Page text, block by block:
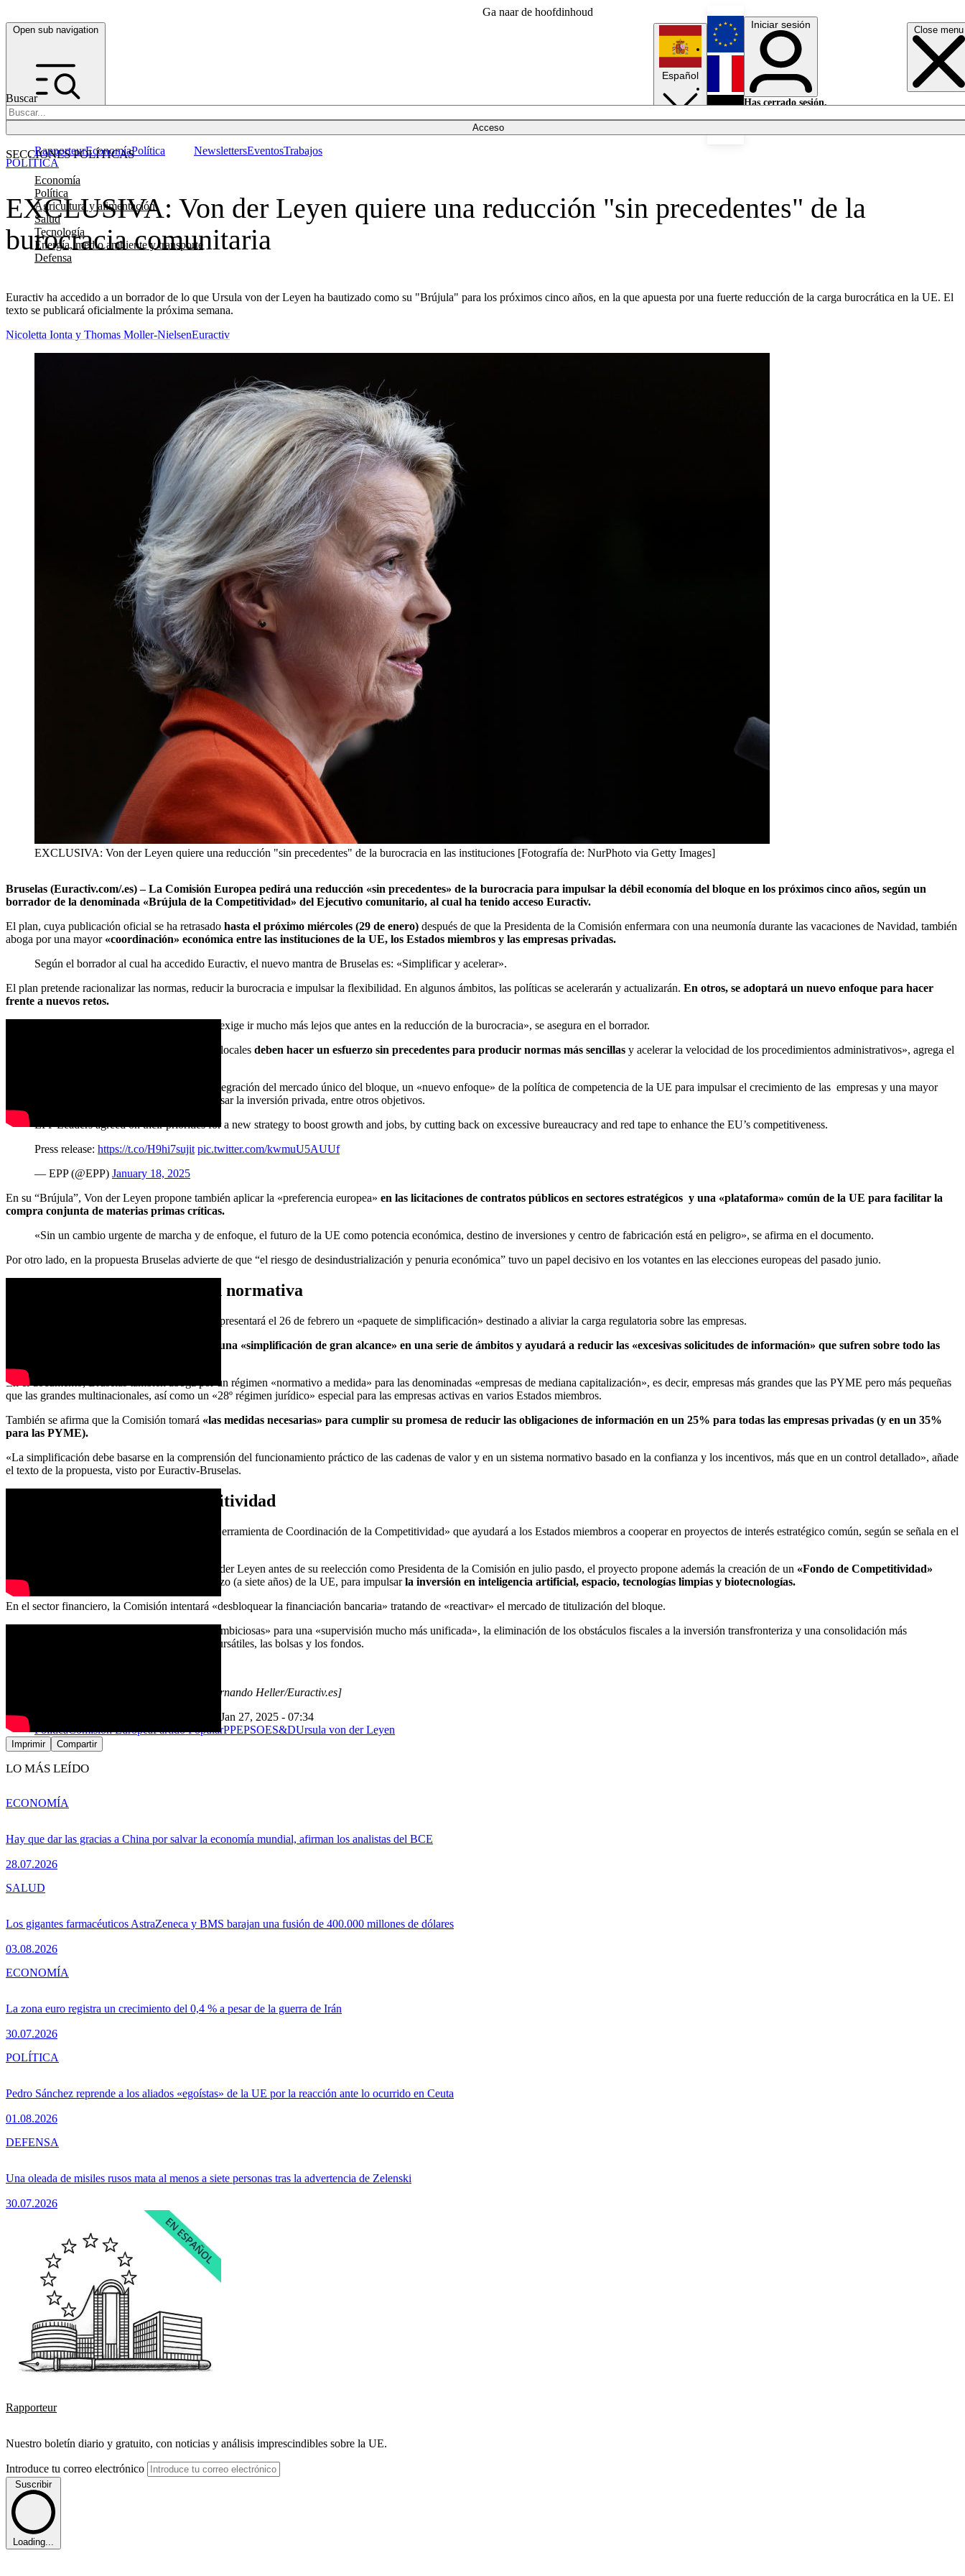
Ga naar de hoofdinhoud
Open sub navigation Close menu
Buscar
Acceso
SECCIONES POLÍTICAS
Economía
Política
Agricultura y alimentación
Salud
Tecnología
Energía, medio ambiente y transporte
Defensa
RapporteurEconomíaPolítica NewslettersEventosTrabajos
Español
English
Français
Iniciar sesión
Has cerrado sesión.
EXCLUSIVA: Von der Leyen quiere una reducción "sin precedentes" de la
burocracia comunitaria
Euractiv ha accedido a un borrador de lo que Ursula von der Leyen ha bautizado como su "Brújula" para los próximos cinco años, en la que apuesta por una fuerte reducción de la carga burocrática en la UE. El
texto se publicará oficialmente la próxima semana.
POLÍTICA
Nicoletta Ionta y Thomas Moller-NielsenEuractiv
EXCLUSIVA: Von der Leyen quiere una reducción "sin precedentes" de la burocracia en las instituciones [Fotografía de: NurPhoto via Getty Images]
Bruselas (Euractiv.com/.es) – La Comisión Europea pedirá una reducción «sin precedentes» de la burocracia para impulsar la débil economía del bloque en los próximos cinco años, según un
borrador de la denominada «Brújula de la Competitividad» del Ejecutivo comunitario, al cual ha tenido acceso Euractiv.
El plan, cuya publicación oficial se ha retrasado hasta el próximo miércoles (29 de enero) después de que la Presidenta de la Comisión enfermara con una neumonía durante las vacaciones de Navidad, también
aboga por una mayor «coordinación» económica entre las instituciones de la UE, los Estados miembros y las empresas privadas.
Según el borrador al cual ha accedido Euractiv, el nuevo mantra de Bruselas es: «Simplificar y acelerar».
El plan pretende racionalizar las normas, reducir la burocracia e impulsar la flexibilidad. En algunos ámbitos, las políticas se acelerarán y actualizarán. En otros, se adoptará un nuevo enfoque para hacer
frente a nuevos retos.
«Recuperar la competitividad de Europa exige ir mucho más lejos que antes en la reducción de la burocracia», se asegura en el borrador.
«Todas las instituciones de la UE, nacionales y locales deben hacer un esfuerzo sin precedentes para producir normas más sencillas y acelerar la velocidad de los procedimientos administrativos», agrega el
El documento también aboga por una mayor integración del mercado único del bloque, un «nuevo enfoque» de la política de competencia de la UE para impulsar el crecimiento de las empresas y una mayor
integración del mercado de capitales para impulsar la inversión privada, entre otros objetivos.
EPP Leaders agreed on their priorities for a new strategy to boost growth and jobs, by cutting back on excessive bureaucracy and red tape to enhance the EU’s competitiveness.
Press release: https://t.co/H9hi7sujit pic.twitter.com/kwmuU5AUUf
— EPP (@EPP) January 18, 2025
En su “Brújula”, Von der Leyen propone también aplicar la «preferencia europea» en las licitaciones de contratos públicos en sectores estratégicos y una «plataforma» común de la UE para facilitar la
compra conjunta de materias primas críticas.
«Sin un cambio urgente de marcha y de enfoque, el futuro de la UE como potencia económica, destino de inversiones y centro de fabricación está en peligro», se afirma en el documento.
Por otro lado, en la propuesta Bruselas advierte de que “el riesgo de desindustrialización y penuria económica” tuvo un papel decisivo en los votantes en las elecciones europeas del pasado junio.
Una ambiciosa simplificación normativa
Para lograr los objetivos, ejecutivo de Bruselas presentará el 26 de febrero un «paquete de simplificación» destinado a aliviar la carga regulatoria sobre las empresas.
una «simplificación de gran alcance» en una serie de ámbitos y ayudará a reducir las «excesivas solicitudes de información» que sufren sobre todo las
En el documento, Bruselas también aboga por un régimen «normativo a medida» para las denominadas «empresas de mediana capitalización», es decir, empresas más grandes que las PYME pero más pequeñas
que las grandes multinacionales, así como un «28º régimen jurídico» especial para las empresas activas en varios Estados miembros.
También se afirma que la Comisión tomará «las medidas necesarias» para cumplir su promesa de reducir las obligaciones de información en un 25% para todas las empresas privadas (y en un 35%
para las PYME).
«La simplificación debe basarse en la comprensión del funcionamiento práctico de las cadenas de valor y en un sistema normativo basado en la confianza y los incentivos, más que en un control detallado», añade
el texto de la propuesta, visto por Euractiv-Bruselas.
Decisivo impulso a la competitividad
La Comisión Europea propondrá una nueva «Herramienta de Coordinación de la Competitividad» que ayudará a los Estados miembros a cooperar en proyectos de interés estratégico común, según se señala en el
Reiterando una propuesta mencionada por von der Leyen antes de su reelección como Presidenta de la Comisión en julio pasdo, el proyecto propone además la creación de un «Fondo de Competitividad»
especial en el próximo presupuesto de largo plazo (a siete años) de la UE, para impulsarla inversión en inteligencia artificial, espacio, tecnologías limpias y biotecnologías.
En el sector financiero, la Comisión intentará «desbloquear la financiación bancaria» tratando de «reactivar» el mercado de titulización del bloque.
Por otra parte, Bruselas recomienda «medidas ambiciosas» para una «supervisión mucho más unificada», la eliminación de los obstáculos fiscales a la inversión transfronteriza y una consolidación más
«impulsada por el mercado» de los mercados bursátiles, las bolsas y los fondos.
[Editado por Owen Morgan/Euractiv.com y Fernando Heller/Euractiv.es]
Jan 26, 2025 - 15:03
Última actualización: Jan 27, 2025 - 07:34
PolíticaComisión EuropeaPartido PopularPPEPSOES&DUrsula von der Leyen
Imprimir Compartir
LO MÁS LEÍDO
Hay que dar las gracias a China por salvar la economía mundial, afirman los analistas del BCE
28.07.2026
ECONOMÍA
Los gigantes farmacéuticos AstraZeneca y BMS barajan una fusión de 400.000 millones de dólares
03.08.2026
SALUD
La zona euro registra un crecimiento del 0,4 % a pesar de la guerra de Irán
30.07.2026
ECONOMÍA
Pedro Sánchez reprende a los aliados «egoístas» de la UE por la reacción ante lo ocurrido en Ceuta
01.08.2026
POLÍTICA
Una oleada de misiles rusos mata al menos a siete personas tras la advertencia de Zelenski
30.07.2026
DEFENSA
Rapporteur
Nuestro boletín diario y gratuito, con noticias y análisis imprescindibles sobre la UE.
Introduce tu correo electrónico
Suscribir
Loading...